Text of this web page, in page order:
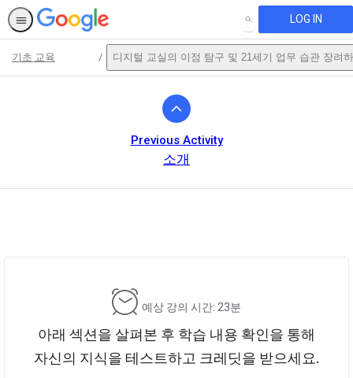
SEARCH LOG IN
기초 교육 디지털 교실의 이점 탐구 및 21세기 업무 습관 장려
Previous Activity
소개
예상 강의 시간: 23분
아래 섹션을 살펴본 후 학습 내용 확인을 통해
자신의 지식을 테스트하고 크레딧을 받으세요.